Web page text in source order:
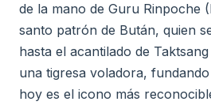
de la mano de Guru Rinpoche
santo patrón de Bután, quien
hasta el acantilado de
una tigresa voladora,
hoy es el icono más